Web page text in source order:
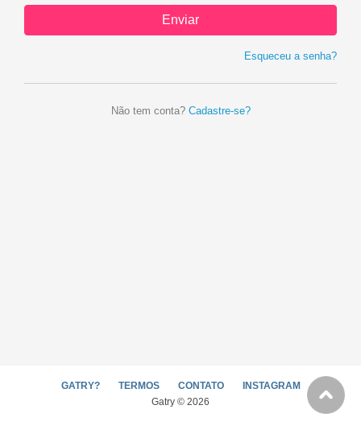
Esqueceu a senha?
Não tem conta? Cadastre-se?
GATRY? TERMOS CONTATO
INSTAGRAM
Gatry © 2026